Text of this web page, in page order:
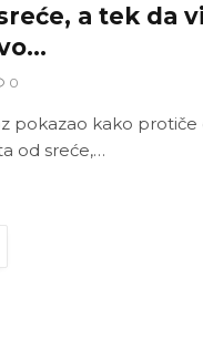
a tek da
0
pokazao kako
od sreće,…